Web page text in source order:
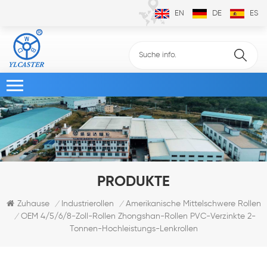
EN DE ES
PRODUKTE
Zuhause / Industrierollen / Amerikanische Mittelschwere Rollen
/ OEM 4/5/6/8-Zoll-Rollen Zhongshan-Rollen PVC-Verzinkte 2-
Tonnen-Hochleistungs-Lenkrollen